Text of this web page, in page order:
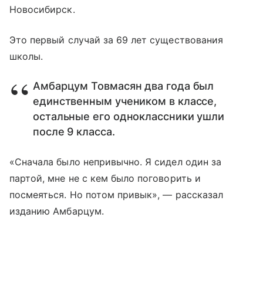
Новосибирск.
Это первый случай за 69 лет существования
школы.
Амбарцум Товмасян два года был
единственным учеником в классе,
остальные его одноклассники ушли
после 9 класса.
«Сначала было непривычно. Я сидел один за
партой, мне не с кем было поговорить и
посмеяться. Но потом привык», — рассказал
изданию Амбарцум.